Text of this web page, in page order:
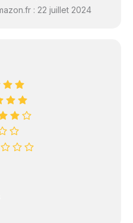
: 22 juillet 2024